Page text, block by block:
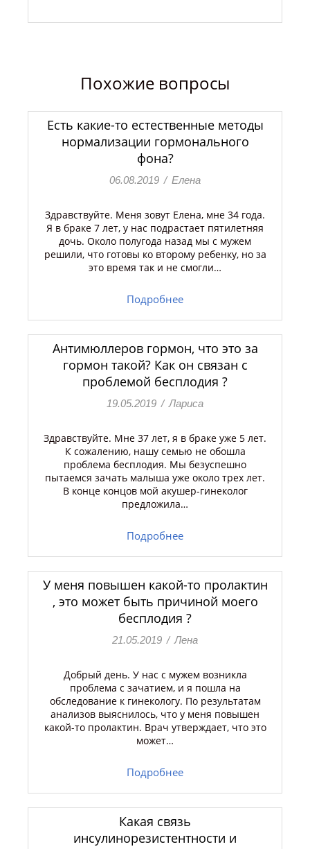
Похожие вопросы
Есть какие-то естественные методы
нормализации гормонального
фона?
06.08.2019 / Елена
Здравствуйте. Меня зовут Елена, мне 34 года.
Я в браке 7 лет, у нас подрастает пятилетняя
дочь. Около полугода назад мы с мужем
решили, что готовы ко второму ребенку, но за
это время так и не смогли…
Подробнее
Антимюллеров гормон, что это за
гормон такой? Как он связан с
проблемой бесплодия ?
19.05.2019 / Лариса
Здравствуйте. Мне 37 лет, я в браке уже 5 лет.
К сожалению, нашу семью не обошла
проблема бесплодия. Мы безуспешно
пытаемся зачать малыша уже около трех лет.
В конце концов мой акушер-гинеколог
предложила…
Подробнее
У меня повышен какой-то пролактин
, это может быть причиной моего
бесплодия ?
21.05.2019 / Лена
Добрый день. У нас с мужем возникла
проблема с зачатием, и я пошла на
обследование к гинекологу. По результатам
анализов выяснилось, что у меня повышен
какой-то пролактин. Врач утверждает, что это
может…
Подробнее
Какая связь
инсулинорезистентности и